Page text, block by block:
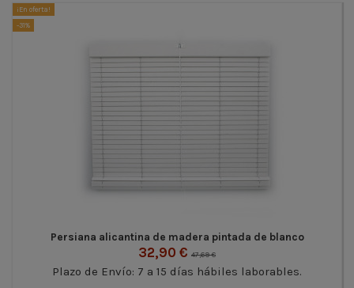
¡En oferta!
-31%
Persiana alicantina de madera pintada de blanco
32,90 € 47,69 €
Plazo de Envío: 7 a 15 días hábiles laborables.